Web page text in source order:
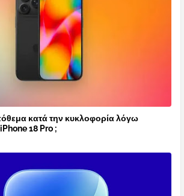
κατά την κυκλοφορία λόγω
18 Pro ;